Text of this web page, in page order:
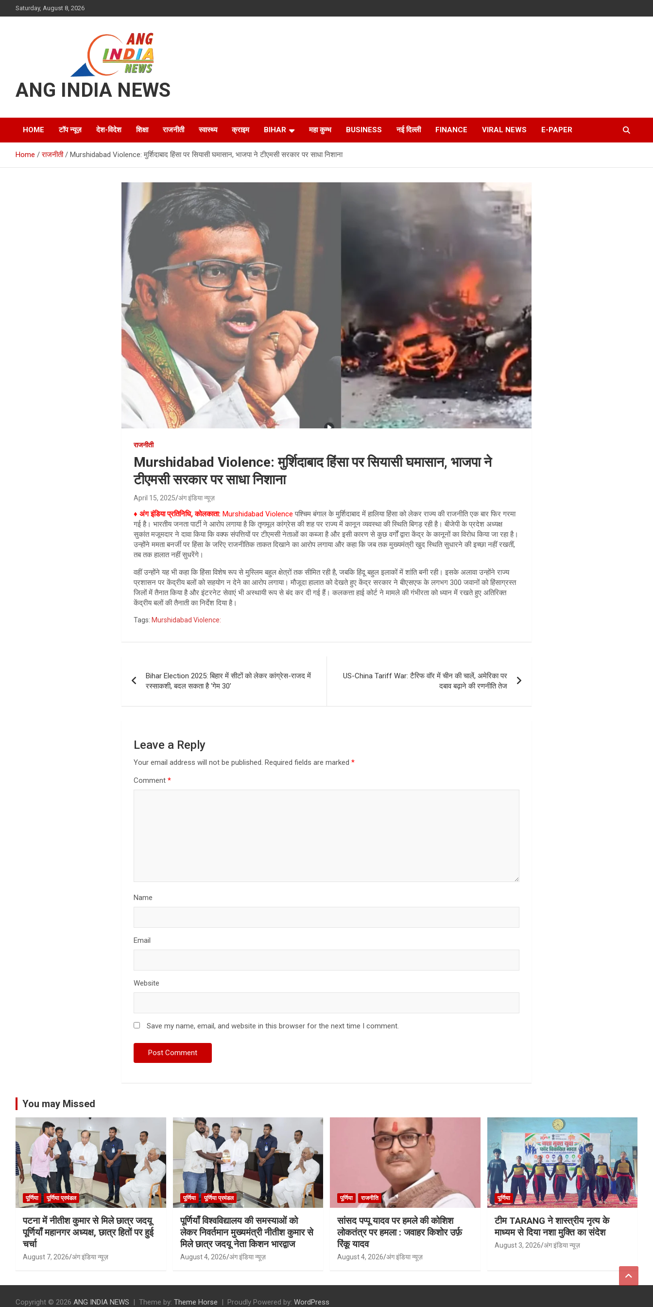
to
Saturday, August 8, 2026
ANG INDIA NEWS
HOME टॉप न्यूज़ देश-विदेश शिक्षा राजनीती स्वास्थ्य क्राइम BIHAR महा कुम्भ BUSINESS नई दिल्ली FINANCE VIRAL NEWS E-PAPER
Home राजनीती Murshidabad Violence: मुर्शिदाबाद हिंसा पर सियासी घमासान, भाजपा ने टीएमसी सरकार पर साधा निशाना
राजनीती
Murshidabad Violence: मुर्शिदाबाद हिंसा पर सियासी घमासान, भाजपा ने
टीएमसी सरकार पर साधा निशाना
April 15, 2025 अंग इंडिया न्यूज़
♦ अंग इंडिया प्रतिनिधि, कोलकाता:Murshidabad Violenceपश्चिम बंगाल के मुर्शिदाबाद में हालिया हिंसा को लेकर राज्य की राजनीति एक बार फिर गरमा
गई है। भारतीय जनता पार्टी ने आरोप लगाया है कि तृणमूल कांग्रेस की शह पर राज्य में कानून व्यवस्था की स्थिति बिगड़ रही है। बीजेपी के प्रदेश अध्यक्ष
सुकांत मजूमदार ने दावा किया कि वक्फ संपत्तियों पर टीएमसी नेताओं का कब्जा है और इसी कारण से कुछ वर्गों द्वारा केंद्र के कानूनों का विरोध किया जा रहा है।
उन्होंने ममता बनर्जी पर हिंसा के जरिए राजनीतिक ताकत दिखाने का आरोप लगाया और कहा कि जब तक मुख्यमंत्री खुद स्थिति सुधारने की इच्छा नहीं रखतीं,
तब तक हालात नहीं सुधरेंगे।
वहीं उन्होंने यह भी कहा कि हिंसा विशेष रूप से मुस्लिम बहुल क्षेत्रों तक सीमित रही है, जबकि हिंदू बहुल इलाकों में शांति बनी रही। इसके अलावा उन्होंने राज्य
प्रशासन पर केंद्रीय बलों को सहयोग न देने का आरोप लगाया। मौजूदा हालात को देखते हुए केंद्र सरकार ने बीएसएफ के लगभग 300 जवानों को हिंसाग्रस्त
जिलों में तैनात किया है और इंटरनेट सेवाएं भी अस्थायी रूप से बंद कर दी गई हैं। कलकत्ता हाई कोर्ट ने मामले की गंभीरता को ध्यान में रखते हुए अतिरिक्त
केंद्रीय बलों की तैनाती का निर्देश दिया है।
Tags: Murshidabad Violence:
navigation
Bihar Election 2025: बिहार में सीटों को लेकर कांग्रेस-राजद में
रस्साकशी, बदल सकता है ‘गेम 30’
US-China Tariff War: टैरिफ वॉर में चीन की चालें, अमेरिका पर
दबाव बढ़ाने की रणनीति तेज
Leave a Reply
Your email address will not be published. Required fields are marked*
Comment*
Name
Email
Website
Save my name, email, and website in this browser for the next time I comment.
You may Missed
पूर्णिया पूर्णिया प्रमंडल
पटना में नीतीश कुमार से मिले छात्र जदयू
पूर्णियाँ महानगर अध्यक्ष, छात्र हितों पर हुई
चर्चा
August 7, 2026 अंग इंडिया न्यूज़
पूर्णिया पूर्णिया प्रमंडल
पूर्णियाँ विश्वविद्यालय की समस्याओं को
लेकर निवर्तमान मुख्यमंत्री नीतीश कुमार से
मिले छात्र जदयू नेता किशन भारद्वाज
August 4, 2026 अंग इंडिया न्यूज़
पूर्णिया राजनीति
सांसद पप्पू यादव पर हमले की कोशिश
लोकतंत्र पर हमला : जवाहर किशोर उर्फ़
रिंकू यादव
August 4, 2026 अंग इंडिया न्यूज़
पूर्णिया
टीम TARANG ने शास्त्रीय नृत्य के
माध्यम से दिया नशा मुक्ति का संदेश
August 3, 2026 अंग इंडिया न्यूज़
Copyright © 2026 ANG INDIA NEWS Theme by: Theme Horse Proudly Powered by: WordPress